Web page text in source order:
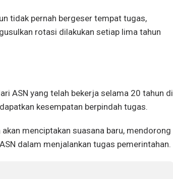
tidak pernah bergeser tempat tugas,
rotasi dilakukan setiap lima tahun
ASN yang telah bekerja selama 20 tahun di
kesempatan berpindah tugas.
menciptakan suasana baru, mendorong
dalam menjalankan tugas pemerintahan.